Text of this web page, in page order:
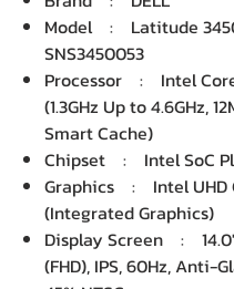
Model : Latitude
SNS3450053
Processor : Intel Core
(1.3GHz Up to 4.6GHz,
Smart Cache)
Chipset : Intel SoC
Graphics : Intel UHD
(Integrated Graphics)
Display Screen :
(FHD), IPS, 60Hz, Anti-